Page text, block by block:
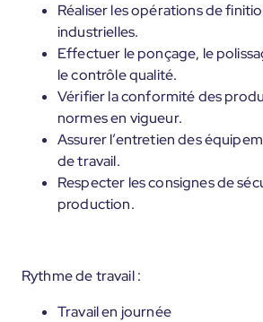
Réaliser les opérations de
industrielles.
Effectuer le ponçage, le
le contrôle qualité.
Vérifier la conformité des
normes en vigueur.
Assurer l’entretien des
de travail.
Respecter les consignes de
production.
Rythme de travail :
Travail en journée